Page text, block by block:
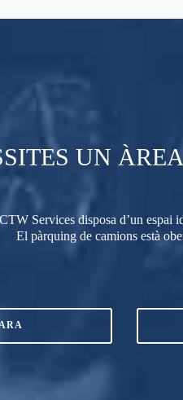
UN
CTW Services disposa d’un espai
El pàrquing de camions està